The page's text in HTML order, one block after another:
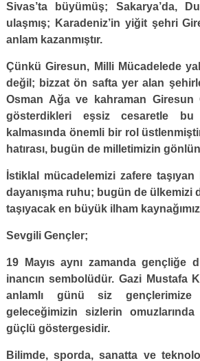
Sivas’ta büyümüş; Sakarya’da,
ulaşmış; Karadeniz’in yiğit şehri
anlam kazanmıştır.
Çünkü Giresun, Milli Mücadelede
değil; bizzat ön safta yer alan
Osman Ağa ve kahraman Giresun
gösterdikleri eşsiz cesaretle bu
kalmasında önemli bir rol
hatırası, bugün de milletimizin
İstiklal mücadelemizi zafere
dayanışma ruhu; bugün de ülkemizi
taşıyacak en büyük ilham
Sevgili Gençler;
19 Mayıs aynı zamanda gençliğe
inancın sembolüdür. Gazi Mustafa
anlamlı günü siz gençlerimize
geleceğimizin sizlerin
güçlü göstergesidir.
Bilimde, sporda, sanatta ve